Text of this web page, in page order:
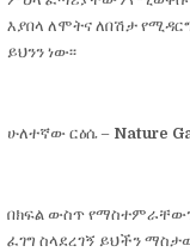
እያበላ ለሞትና ለበሽታ
ይህንን ነው፡፡
ሁለተኛው ርዕሴ – Nature
በክፍል ውስጥ የማስተምራቸውን
ፈገግ ስላደረገኝ ይህችን